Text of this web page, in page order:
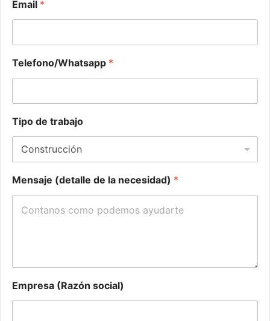
d
a
)
E
m
i
Email *
Telefono/Whatsapp *
Tipo de trabajo
Mensaje (detalle de la necesidad) *
Empresa (Razón social)